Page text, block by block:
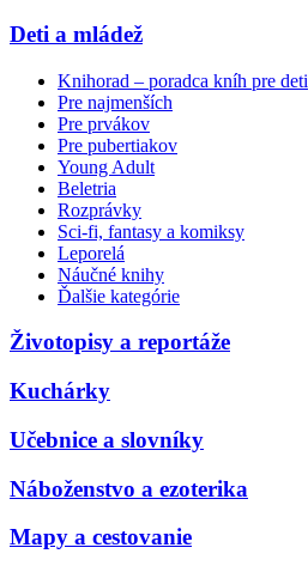
Deti a mládež
Knihorad – poradca kníh pre deti
Pre najmenších
Pre prvákov
Pre pubertiakov
Young Adult
Beletria
Rozprávky
Sci-fi, fantasy a komiksy
Leporelá
Náučné knihy
Ďalšie kategórie
Životopisy a reportáže
Kuchárky
Učebnice a slovníky
Náboženstvo a ezoterika
Mapy a cestovanie